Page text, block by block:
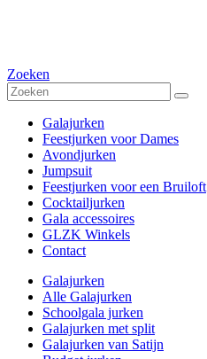
Zoeken
Galajurken
Feestjurken voor Dames
Avondjurken
Jumpsuit
Feestjurken voor een Bruiloft
Cocktailjurken
Gala accessoires
GLZK Winkels
Contact
Galajurken
Alle Galajurken
Schoolgala jurken
Galajurken met split
Galajurken van Satijn